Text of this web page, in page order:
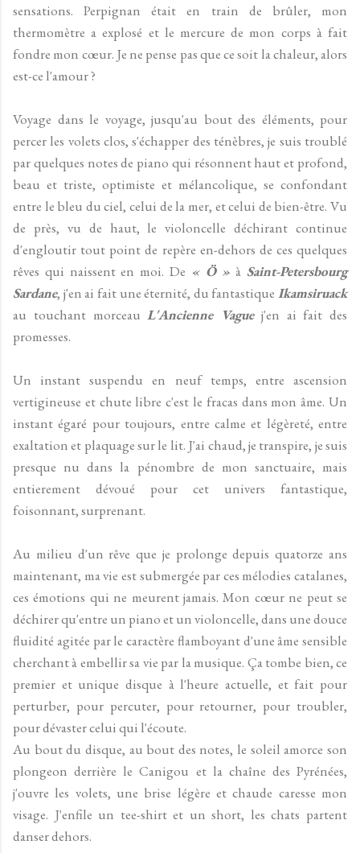
sensations. Perpignan était en train de brûler, mon
thermomètre a explosé et le mercure de mon corps à fait
fondre mon cœur. Je ne pense pas que ce soit la chaleur, alors
est-ce l'amour ?
Voyage dans le voyage, jusqu'au bout des éléments, pour
percer les volets clos, s'échapper des ténèbres, je suis troublé
par quelques notes de piano qui résonnent haut et profond,
beau et triste, optimiste et mélancolique, se confondant
entre le bleu du ciel, celui de la mer, et celui de bien-être. Vu
de près, vu de haut, le violoncelle déchirant continue
d'engloutir tout point de repère en-dehors de ces quelques
rêves qui naissent en moi. De « Ö » à Saint-Petersbourg
Sardane, j'en ai fait une éternité, du fantastique Ikamsiruack
au touchant morceauL'Ancienne Vaguej'en ai fait des
promesses.
Un instant suspendu en neuf temps, entre ascension
vertigineuse et chute libre c'est le fracas dans mon âme. Un
instant égaré pour toujours, entre calme et légèreté, entre
exaltation et plaquage sur le lit. J'ai chaud, je transpire, je suis
presque nu dans la pénombre de mon sanctuaire, mais
entierement dévoué pour cet univers fantastique,
foisonnant, surprenant.
Au milieu d'un rêve que je prolonge depuis quatorze ans
maintenant, ma vie est submergée par ces mélodies catalanes,
ces émotions qui ne meurent jamais. Mon cœur ne peut se
déchirer qu'entre un piano et un violoncelle, dans une douce
fluidité agitée par le caractère flamboyant d'une âme sensible
cherchant à embellir sa vie par la musique. Ça tombe bien, ce
premier et unique disque à l'heure actuelle, et fait pour
perturber, pour percuter, pour retourner, pour troubler,
pour dévaster celui qui l'écoute.
Au bout du disque, au bout des notes, le soleil amorce son
plongeon derrière le Canigou et la chaîne des Pyrénées,
j'ouvre les volets, une brise légère et chaude caresse mon
visage. J'enfile un tee-shirt et un short, les chats partent
danser dehors.